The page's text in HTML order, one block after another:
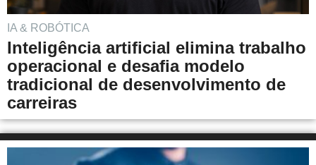
IA & ROBÓTICA
Inteligência artificial elimina trabalho
operacional e desafia modelo
tradicional de desenvolvimento de
carreiras